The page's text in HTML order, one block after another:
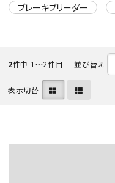
ブレーキブリーダー
2件中 1〜2件目 並び替え
表示切替